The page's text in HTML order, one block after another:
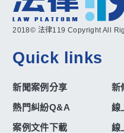
2018© 法律119 Copyright All
Quick links
新聞案例分享
新
熱門糾紛Q&A
線
案例文件下載
線